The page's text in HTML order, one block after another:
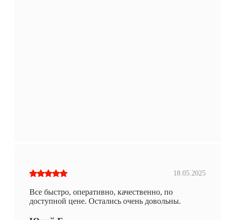
18.05.2025
Все быстро, оперативно, качественно, по
доступной цене. Остались очень довольны.